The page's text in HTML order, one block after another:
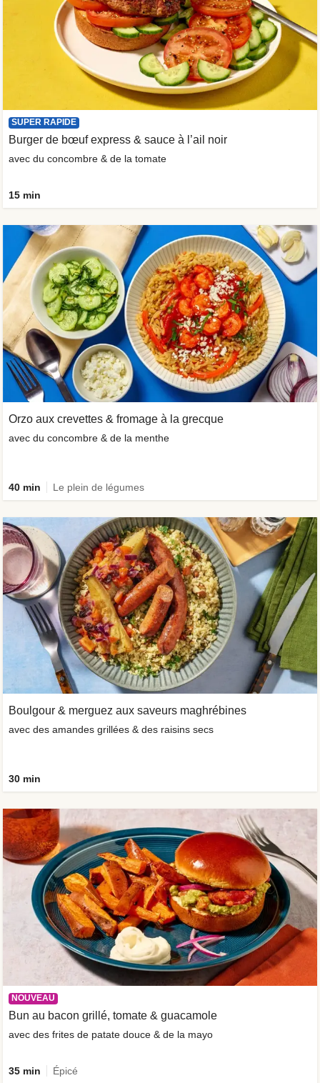
SUPER RAPIDE
Burger de bœuf express & sauce à l’ail noir
avec du concombre & de la tomate
15 min
Orzo aux crevettes & fromage à la grecque
avec du concombre & de la menthe
40 min Le plein de légumes
Boulgour & merguez aux saveurs maghrébines
avec des amandes grillées & des raisins secs
30 min
NOUVEAU
Bun au bacon grillé, tomate & guacamole
avec des frites de patate douce & de la mayo
35 min Épicé